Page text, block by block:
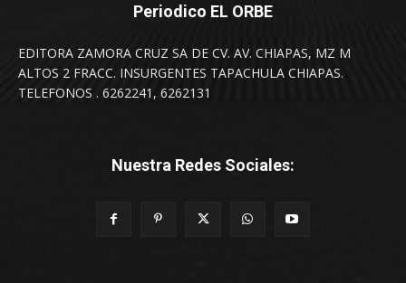
Periodico EL ORBE
EDITORA ZAMORA CRUZ SA DE CV. AV. CHIAPAS, MZ M
ALTOS 2 FRACC. INSURGENTES TAPACHULA CHIAPAS.
TELEFONOS . 6262241, 6262131
Nuestra Redes Sociales: